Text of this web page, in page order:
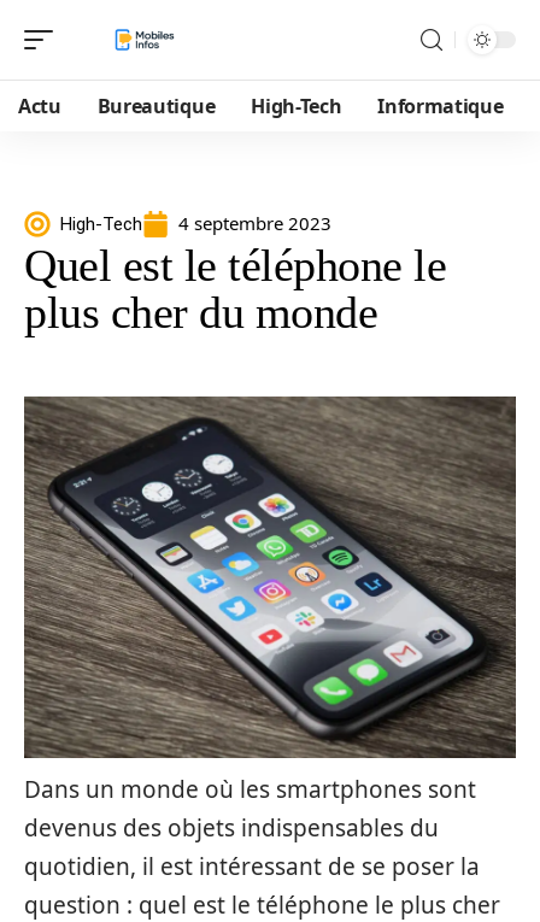
Actu Bureautique High-Tech Informatique
High-Tech 4 septembre 2023
Quel est le téléphone le
plus cher du monde
Dans un monde où les smartphones sont
devenus des objets indispensables du
quotidien, il est intéressant de se poser la
question : quel est le téléphone le plus cher